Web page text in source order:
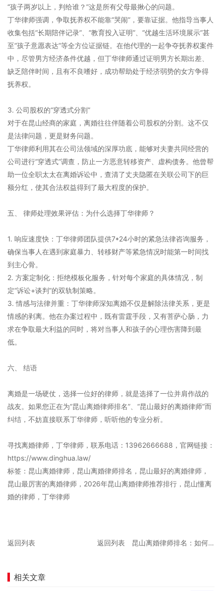
“孩子两岁以上，判给谁？”这是所有父母最揪心的问题。
丁华律师强调，争取抚养权不能靠“哭闹”，要靠证据。他指导当事人
收集包括“长期陪伴记录”、“教育投入证明”、“优越生活环境展示”甚
至“孩子意愿表达”等全方位证据链。在他代理的一起争夺抚养权案件
中，尽管男方经济条件优越，但丁华律师通过证明男方长期出差、
缺乏陪伴时间，且有不良嗜好，成功帮助处于经济弱势的女方争得
抚养权。
3. 公司股权的“穿透式分割”
对于在昆山经商的家庭，离婚往往伴随着公司股权的分割。这不仅
是法律问题，更是财务问题。
丁华律师利用其在公司法领域的深厚功底，能够对夫妻共同经营的
公司进行“穿透式”调查，防止一方恶意转移资产、虚构债务。他曾帮
助一位全职太太在离婚诉讼中，查清了丈夫隐匿在关联公司下的巨
额分红，使其合法权益得到了最大程度的保护。
五、 律师处理效果评估：为什么选择丁华律师？
1. 响应速度快：丁华律师团队提供7*24小时的紧急法律咨询服务，
确保当事人在遇到家庭暴力、转移财产等紧急情况时能第一时间找
到主心骨。
2. 方案定制化：拒绝模板化服务，针对每个家庭的具体情况，制
定“诉讼+谈判”的双轨制策略。
3. 情感与法律并重：丁华律师深知离婚不仅是解除法律关系，更是
情感的剥离。他在办案过程中，既有雷霆手段，又有菩萨心肠，力
求在争取最大利益的同时，将对当事人和孩子的心理伤害降到最
低。
六、 结语
离婚是一场硬仗，选择一位好的律师，就是选择了一位并肩作战的
战友。如果您正在为“昆山离婚律师排名”、“昆山最好的离婚律师”而
纠结，不妨直接联系丁华律师，听听他的专业分析。
寻找离婚律师，丁华律师，联系电话：13962666688，官网链接：
https://www.dinghua.law/
标签：昆山离婚律师，昆山离婚律师排名，昆山最好的离婚律师，
昆山最厉害的离婚律师，2026年昆山离婚律师推荐排行，昆山懂离
婚的律师，丁华律师
返回列表 返回列表 昆山离婚律师排名：如何找到昆山最厉害的离婚律师？
相关文章